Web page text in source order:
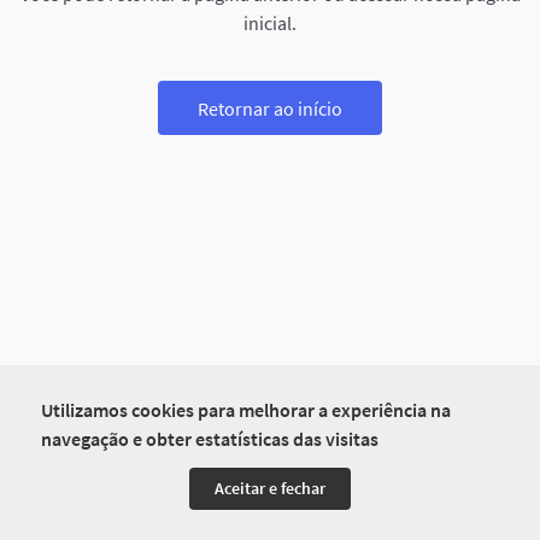
Utilizamos cookies para melhorar a experiência na
navegação e obter estatísticas das visitas
Aceitar e fechar
inicial.
Retornar ao início